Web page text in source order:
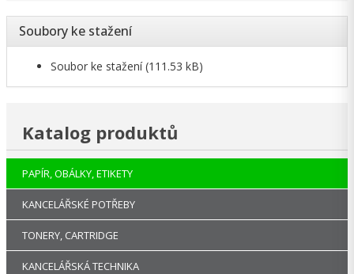
Soubory ke stažení
Soubor ke stažení(111.53 kB)
Katalog produktů
PAPÍR, OBÁLKY, ETIKETY
KANCELÁŘSKÉ POTŘEBY
TONERY, CARTRIDGE
KANCELÁŘSKÁ TECHNIKA